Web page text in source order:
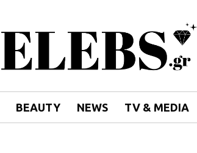
BEAUTY NEWS TV & MEDIA